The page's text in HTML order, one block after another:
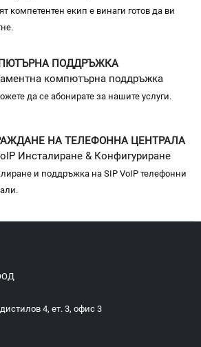
компетентен екип е винаги готов да ви
ПОДДРЪЖКА
компютърна поддръжка
да се абонирате за нашите услуги.
НА ТЕЛЕФОННА ЦЕНТРАЛА
Инсталиране & Конфигуриране
и поддръжка на SIP VoIP телефонни
4, ет. 3, офис 3